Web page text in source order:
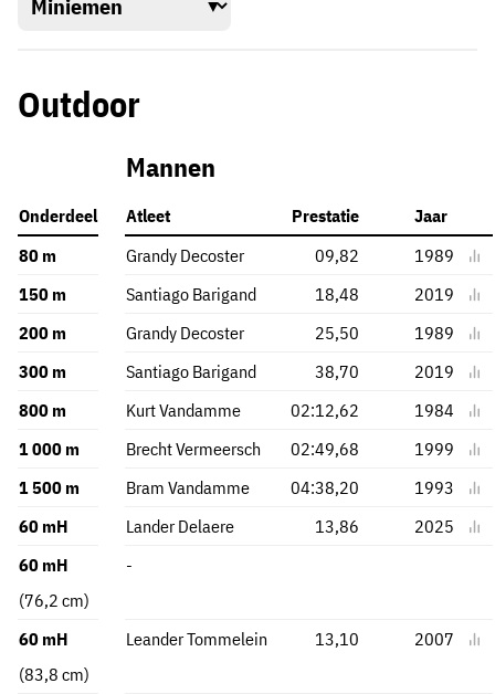
Outdoor
Mannen
Onderdeel Atleet Prestatie
Jaar
80 m
Grandy Decoster 09,82
1989
150 m
Santiago Barigand 18,48
2019
200 m
Grandy Decoster 25,50
1989
300 m
Santiago Barigand 38,70
2019
800 m
Kurt Vandamme 02:12,62
1984
1 000 m
Brecht Vermeersch 02:49,68
1999
1 500 m
Bram Vandamme 04:38,20
1993
60 mH
Lander Delaere 13,86
2025
60 mH
(76,2 cm)
-
60 mH
(83,8 cm)
Leander Tommelein 13,10 2007